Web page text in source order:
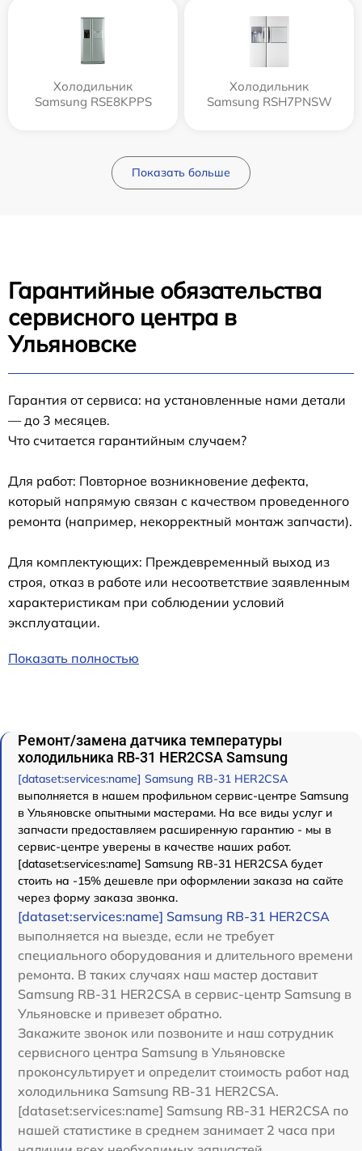
Холодильник
Samsung RSE8KPPS
Холодильник
Samsung RSH7PNSW
Показать больше
Гарантийные обязательства
сервисного центра в
Ульяновске
Гарантия от сервиса: на установленные нами детали
— до 3 месяцев.
Что считается гарантийным случаем?
Для работ: Повторное возникновение дефекта,
который напрямую связан с качеством проведенного
ремонта (например, некорректный монтаж запчасти).
Для комплектующих: Преждевременный выход из
строя, отказ в работе или несоответствие заявленным
характеристикам при соблюдении условий
эксплуатации.
Показать полностью
Ремонт/замена датчика температуры
холодильника RB-31 HER2CSA Samsung
[dataset:services:name] Samsung RB-31 HER2CSA
выполняется в нашем профильном сервис-центре Samsung
в Ульяновске опытными мастерами. На все виды услуг и
запчасти предоставляем расширенную гарантию - мы в
сервис-центре уверены в качестве наших работ.
[dataset:services:name] Samsung RB-31 HER2CSA будет
стоить на -15% дешевле при оформлении заказа на сайте
через форму заказа звонка.
[dataset:services:name] Samsung RB-31 HER2CSA
выполняется на выезде, если не требует
специального оборудования и длительного времени
ремонта. В таких случаях наш мастер доставит
Samsung RB-31 HER2CSA в сервис-центр Samsung в
Ульяновске и привезет обратно.
Закажите звонок или позвоните и наш сотрудник
сервисного центра Samsung в Ульяновске
проконсультирует и определит стоимость работ над
холодильника Samsung RB-31 HER2CSA.
[dataset:services:name] Samsung RB-31 HER2CSA по
нашей статистике в среднем занимает 2 часа при